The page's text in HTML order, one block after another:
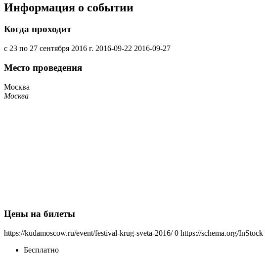
Информация о событии
Когда проходит
с 23 по 27 сентября 2016 г. 2016-09-22 2016-09-27
Место проведения
Москва
Москва
Цены на билеты
https://kudamoscow.ru/event/festival-krug-sveta-2016/ 0 https://schema.org/InStock
Бесплатно